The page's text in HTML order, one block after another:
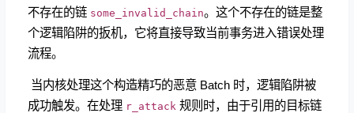
不存在的链 some_invalid_chain。这个不存在的链是整
个逻辑陷阱的扳机，它将直接导致当前事务进入错误处理
流程。
​ 当内核处理这个构造精巧的恶意 Batch 时，逻辑陷阱被
成功触发。在处理 r_attack 规则时，由于引用的目标链